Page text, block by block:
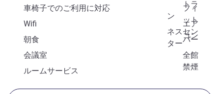
トラ
ン
車椅子でのご利用に対応
フィ
ット
ネスセン
ター
Wifi
エア
コン
朝食
バー
会議室
全館
禁煙
ルームサービス